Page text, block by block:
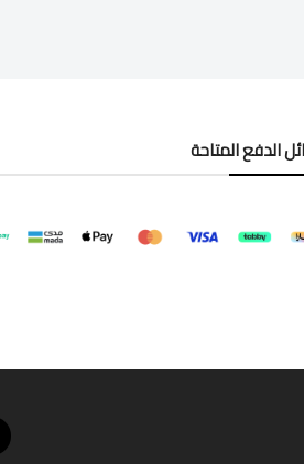
الدفع المتاحة